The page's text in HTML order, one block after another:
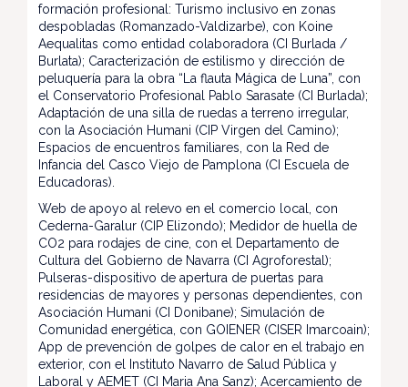
formación profesional: Turismo inclusivo en zonas
despobladas (Romanzado-Valdizarbe), con Koine
Aequalitas como entidad colaboradora (CI Burlada /
Burlata); Caracterización de estilismo y dirección de
peluquería para la obra “La flauta Mágica de Luna”, con
el Conservatorio Profesional Pablo Sarasate (CI Burlada);
Adaptación de una silla de ruedas a terreno irregular,
con la Asociación Humani (CIP Virgen del Camino);
Espacios de encuentros familiares, con la Red de
Infancia del Casco Viejo de Pamplona (CI Escuela de
Educadoras).
Web de apoyo al relevo en el comercio local, con
Cederna-Garalur (CIP Elizondo); Medidor de huella de
CO2 para rodajes de cine, con el Departamento de
Cultura del Gobierno de Navarra (CI Agroforestal);
Pulseras-dispositivo de apertura de puertas para
residencias de mayores y personas dependientes, con
Asociación Humani (CI Donibane); Simulación de
Comunidad energética, con GOIENER (CISER Imarcoain);
App de prevención de golpes de calor en el trabajo en
exterior, con el Instituto Navarro de Salud Pública y
Laboral y AEMET (CI Maria Ana Sanz); Acercamiento de